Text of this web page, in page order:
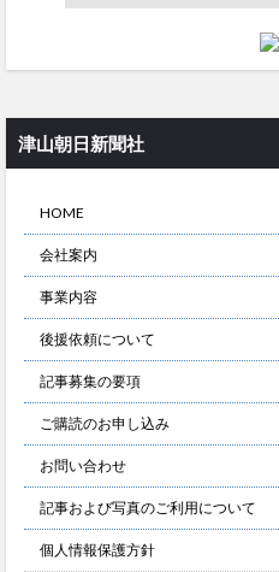
津山朝日新聞社
HOME
会社案内
事業内容
後援依頼について
記事募集の要項
ご購読のお申し込み
お問い合わせ
記事および写真のご利用について
個人情報保護方針